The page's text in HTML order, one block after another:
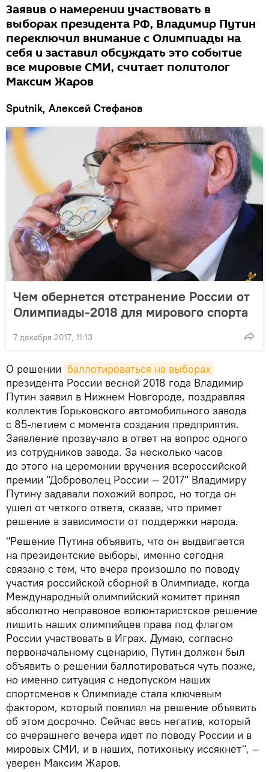
Заявив о намерении участвовать в
выборах президента РФ, Владимир Путин
переключил внимание с Олимпиады на
себя и заставил обсуждать это событие
все мировые СМИ, считает политолог
Максим Жаров
Sputnik, Алексей Стефанов
Чем обернется отстранение России от
Олимпиады-2018 для мирового спорта
7 декабря 2017, 11:13
О решении баллотироваться на выборах
президента России весной 2018 года Владимир
Путин заявил в Нижнем Новгороде, поздравляя
коллектив Горьковского автомобильного завода
с 85-летием с момента создания предприятия.
Заявление прозвучало в ответ на вопрос одного
из сотрудников завода. За несколько часов
до этого на церемонии вручения всероссийской
премии "Доброволец России — 2017" Владимиру
Путину задавали похожий вопрос, но тогда он
ушел от четкого ответа, сказав, что примет
решение в зависимости от поддержки народа.
"Решение Путина объявить, что он выдвигается
на президентские выборы, именно сегодня
связано с тем, что вчера произошло по поводу
участия российской сборной в Олимпиаде, когда
Международный олимпийский комитет принял
абсолютно неправовое волюнтаристское решение
лишить наших олимпийцев права под флагом
России участвовать в Играх. Думаю, согласно
первоначальному сценарию, Путин должен был
объявить о решении баллотироваться чуть позже,
но именно ситуация с недопуском наших
спортсменов к Олимпиаде стала ключевым
фактором, который повлиял на решение объявить
об этом досрочно. Сейчас весь негатив, который
со вчерашнего вечера идет по поводу России и в
мировых СМИ, и в наших, потихоньку иссякнет", —
уверен Максим Жаров.